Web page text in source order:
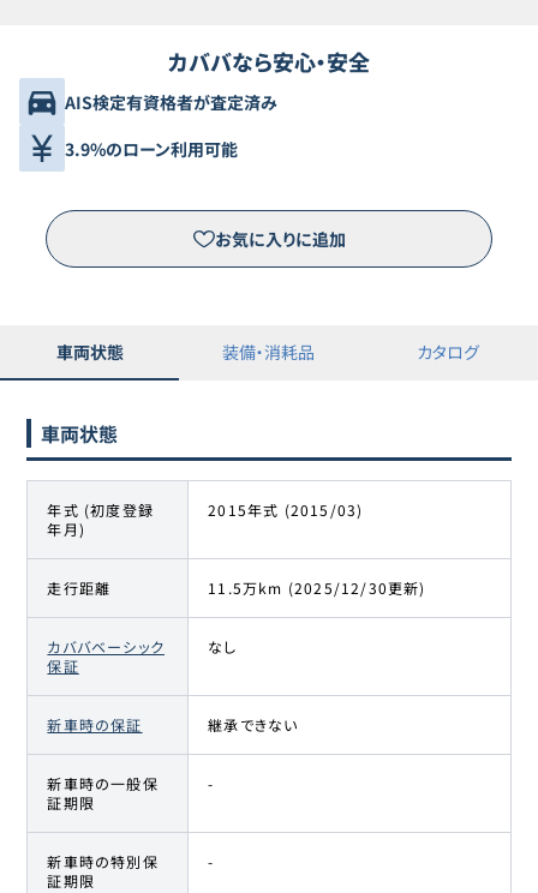
カババなら安心・安全
AIS検定有資格者が査定済み
3.9%のローン利用可能
お気に入りに追加
車両状態 装備・消耗品 カタログ
車両状態
年式 (初度登録
年月)
2015年式 (2015/03)
走行距離 11.5万km (2025/12/30更新)
カババベーシック
保証
なし
新車時の保証 継承できない
新車時の一般保
証期限
-
新車時の特別保
証期限
-